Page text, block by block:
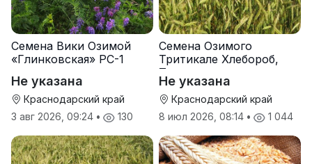
Семена Вики Озимой
«Глинковская» РС-1
Не указана
Краснодарский край
3 авг 2026, 09:24 • 130
Семена Озимого
Тритикале Хлебороб,
Тихон
Не указана
Краснодарский край
8 июл 2026, 08:14 • 1 044